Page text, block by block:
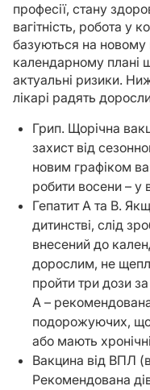
професії, стану
вагітність, робота у
базуються на новому
календарному плані
актуальні ризики.
лікарі радять
Грип. Щорічна
захист від
новим графіком
робити восени – у
Гепатит А та В.
дитинстві, слід
внесений до
дорослим, не
пройти три дози
А –
подорожуючих,
або мають
Вакцина від ВПЛ
Рекомендована